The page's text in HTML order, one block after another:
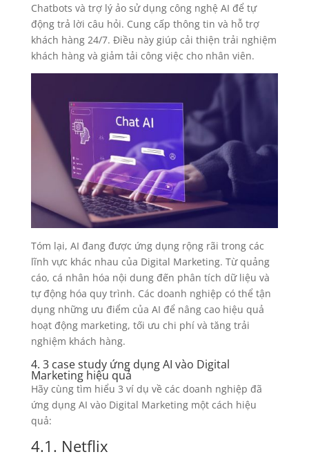
Chatbots và trợ lý ảo sử dụng công nghệ AI để tự
động trả lời câu hỏi. Cung cấp thông tin và hỗ trợ
khách hàng 24/7. Điều này giúp cải thiện trải nghiệm
khách hàng và giảm tải công việc cho nhân viên.
Tóm lại, AI đang được ứng dụng rộng rãi trong các
lĩnh vực khác nhau của Digital Marketing. Từ quảng
cáo, cá nhân hóa nội dung đến phân tích dữ liệu và
tự động hóa quy trình. Các doanh nghiệp có thể tận
dụng những ưu điểm của AI để nâng cao hiệu quả
hoạt động marketing, tối ưu chi phí và tăng trải
nghiệm khách hàng.
4. 3 case study ứng dụng AI vào Digital
Marketing hiệu quả
Hãy cùng tìm hiểu 3 ví dụ về các doanh nghiệp đã
ứng dụng AI vào Digital Marketing một cách hiệu
quả:
4.1. Netflix